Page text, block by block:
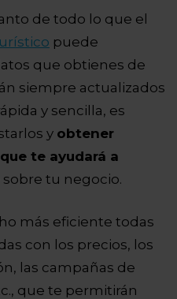
de todo lo que el
puede
que obtienes de
siempre actualizados
y sencilla, es
y obtener
te ayudará a
sobre tu negocio.
más eficiente todas
con los precios, los
las campañas de
que te permitirán